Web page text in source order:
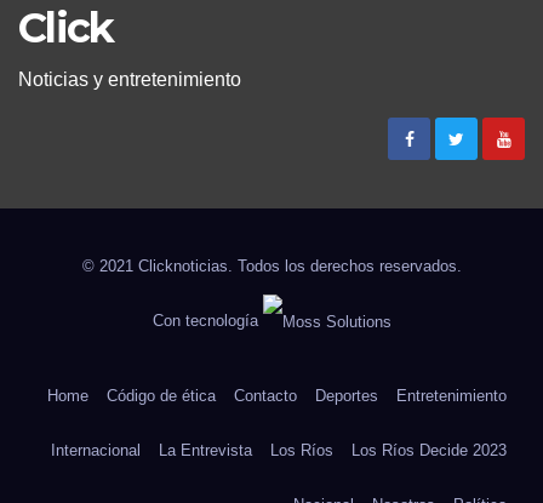
Click
Noticias y entretenimiento
© 2021 Clicknoticias. Todos los derechos reservados.
Con tecnología
Home Código de ética Contacto Deportes Entretenimiento
Internacional La Entrevista Los Ríos Los Ríos Decide 2023